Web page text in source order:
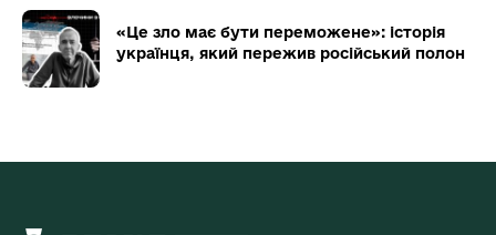
«Це зло має бути переможене»: історія
українця, який пережив російський полон